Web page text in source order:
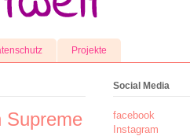
Projekte
Supreme
Social Media
facebook
Instagram